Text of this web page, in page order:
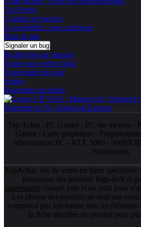
Vie Privée
Cookies et trackers
Accessibilité : non conforme
Plan du site
Signaler un bug
Recherche par marque
Toutes nos ventes flash
Nouveautés du jour
Soldes
Paiements sécurisés
Top Achat : PC Gamer- PC sur mesure -
Gamer - Carte graphique -
Alimentation PC - RTX 5080 -
Nouveautés
TopAchat, site de vente en ligne
proposons des produits high-tech et
nouveautés chaque jour et un outil pour
Les photos des produits ne sont pas
comprend pas forcément tous les
la fiche détaillée du produit pour